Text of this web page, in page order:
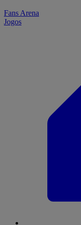
Fans Arena
Jogos